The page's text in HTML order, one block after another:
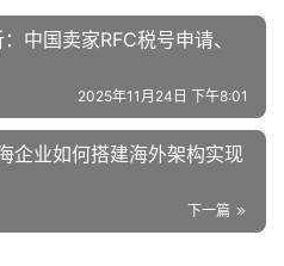
中国卖家RFC税号申请、
2025年11月24日 下午8:01
企业如何搭建海外架构实现
下一篇